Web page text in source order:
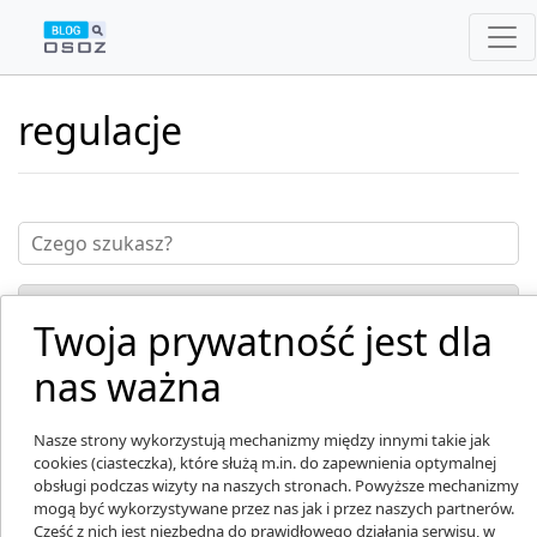
regulacje
Twoja prywatność jest dla
nas ważna
Nasze strony wykorzystują mechanizmy między innymi takie jak
cookies (ciasteczka), które służą m.in. do zapewnienia optymalnej
obsługi podczas wizyty na naszych stronach. Powyższe mechanizmy
mogą być wykorzystywane przez nas jak i przez naszych partnerów.
Część z nich jest niezbędna do prawidłowego działania serwisu, w